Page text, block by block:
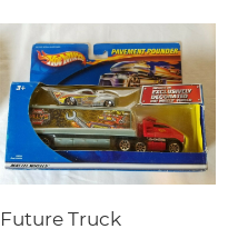
Future Truck